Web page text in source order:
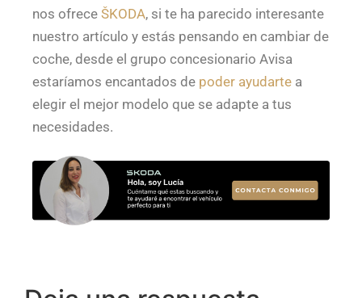
nos ofrece ŠKODA, si te ha parecido interesante
nuestro artículo y estás pensando en cambiar de
coche, desde el grupo concesionario Avisa
estaríamos encantados de poder ayudarte a
elegir el mejor modelo que se adapte a tus
necesidades.